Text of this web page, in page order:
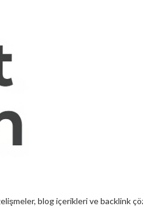
blog içerikleri ve backlink